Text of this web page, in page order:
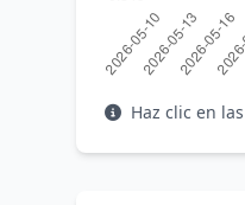
Haz clic en